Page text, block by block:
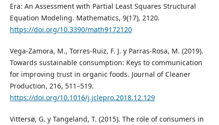
Era: An Assessment with Partial Least Squares Structural
Equation Modeling. Mathematics, 9(17), 2120.
https://doi.org/10.3390/math9172120
Vega-Zamora, M., Torres-Ruiz, F. J. y Parras-Rosa, M. (2019).
Towards sustainable consumption: Keys to communication
for improving trust in organic foods. Journal of Cleaner
Production, 216, 511–519.
https://doi.org/10.1016/j.jclepro.2018.12.129
Vittersø, G. y Tangeland, T. (2015). The role of consumers in